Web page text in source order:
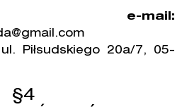
e-mail:
ul. Piłsudskiego 20a/7, 05-
§4